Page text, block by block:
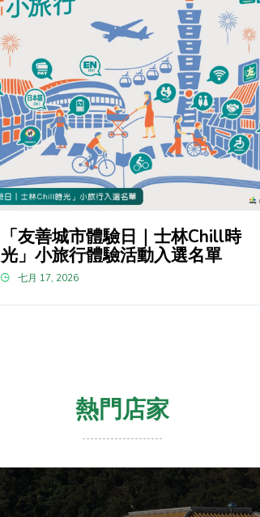
「友善城市體驗日｜士林Chill時
光」小旅行體驗活動入選名單
七月 17, 2026
熱門店家